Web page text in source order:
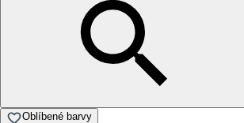
Oblíbené barvy